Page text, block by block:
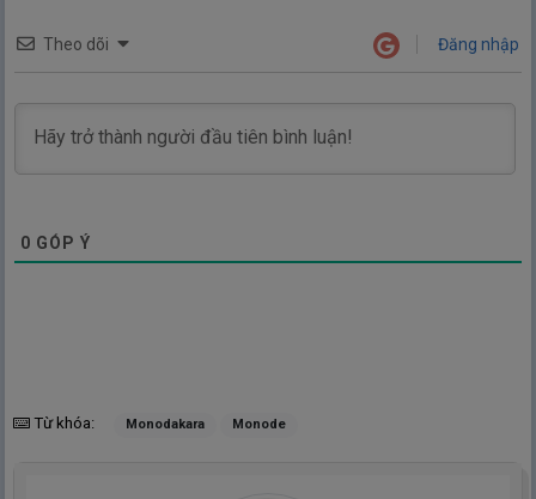
Theo dõi Đăng nhập
0 GÓP Ý
Từ khóa: Monodakara Monode